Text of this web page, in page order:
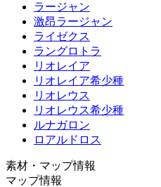
ラージャン
激昂ラージャン
ライゼクス
ラングロトラ
リオレイア
リオレイア希少種
リオレウス
リオレウス希少種
ルナガロン
ロアルドロス
素材・マップ情報
マップ情報